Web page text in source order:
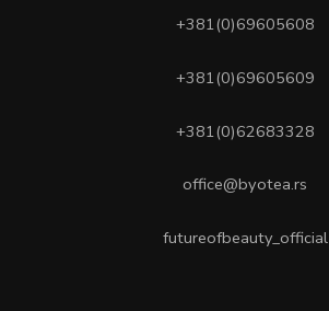
+381(0)69605608
+381(0)69605609
+381(0)62683328
office@byotea.rs
futureofbeauty_official